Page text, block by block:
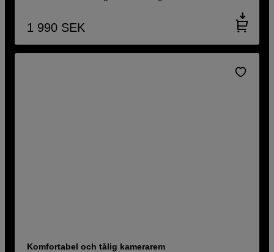
1 990 SEK
Komfortabel och tålig kamerarem